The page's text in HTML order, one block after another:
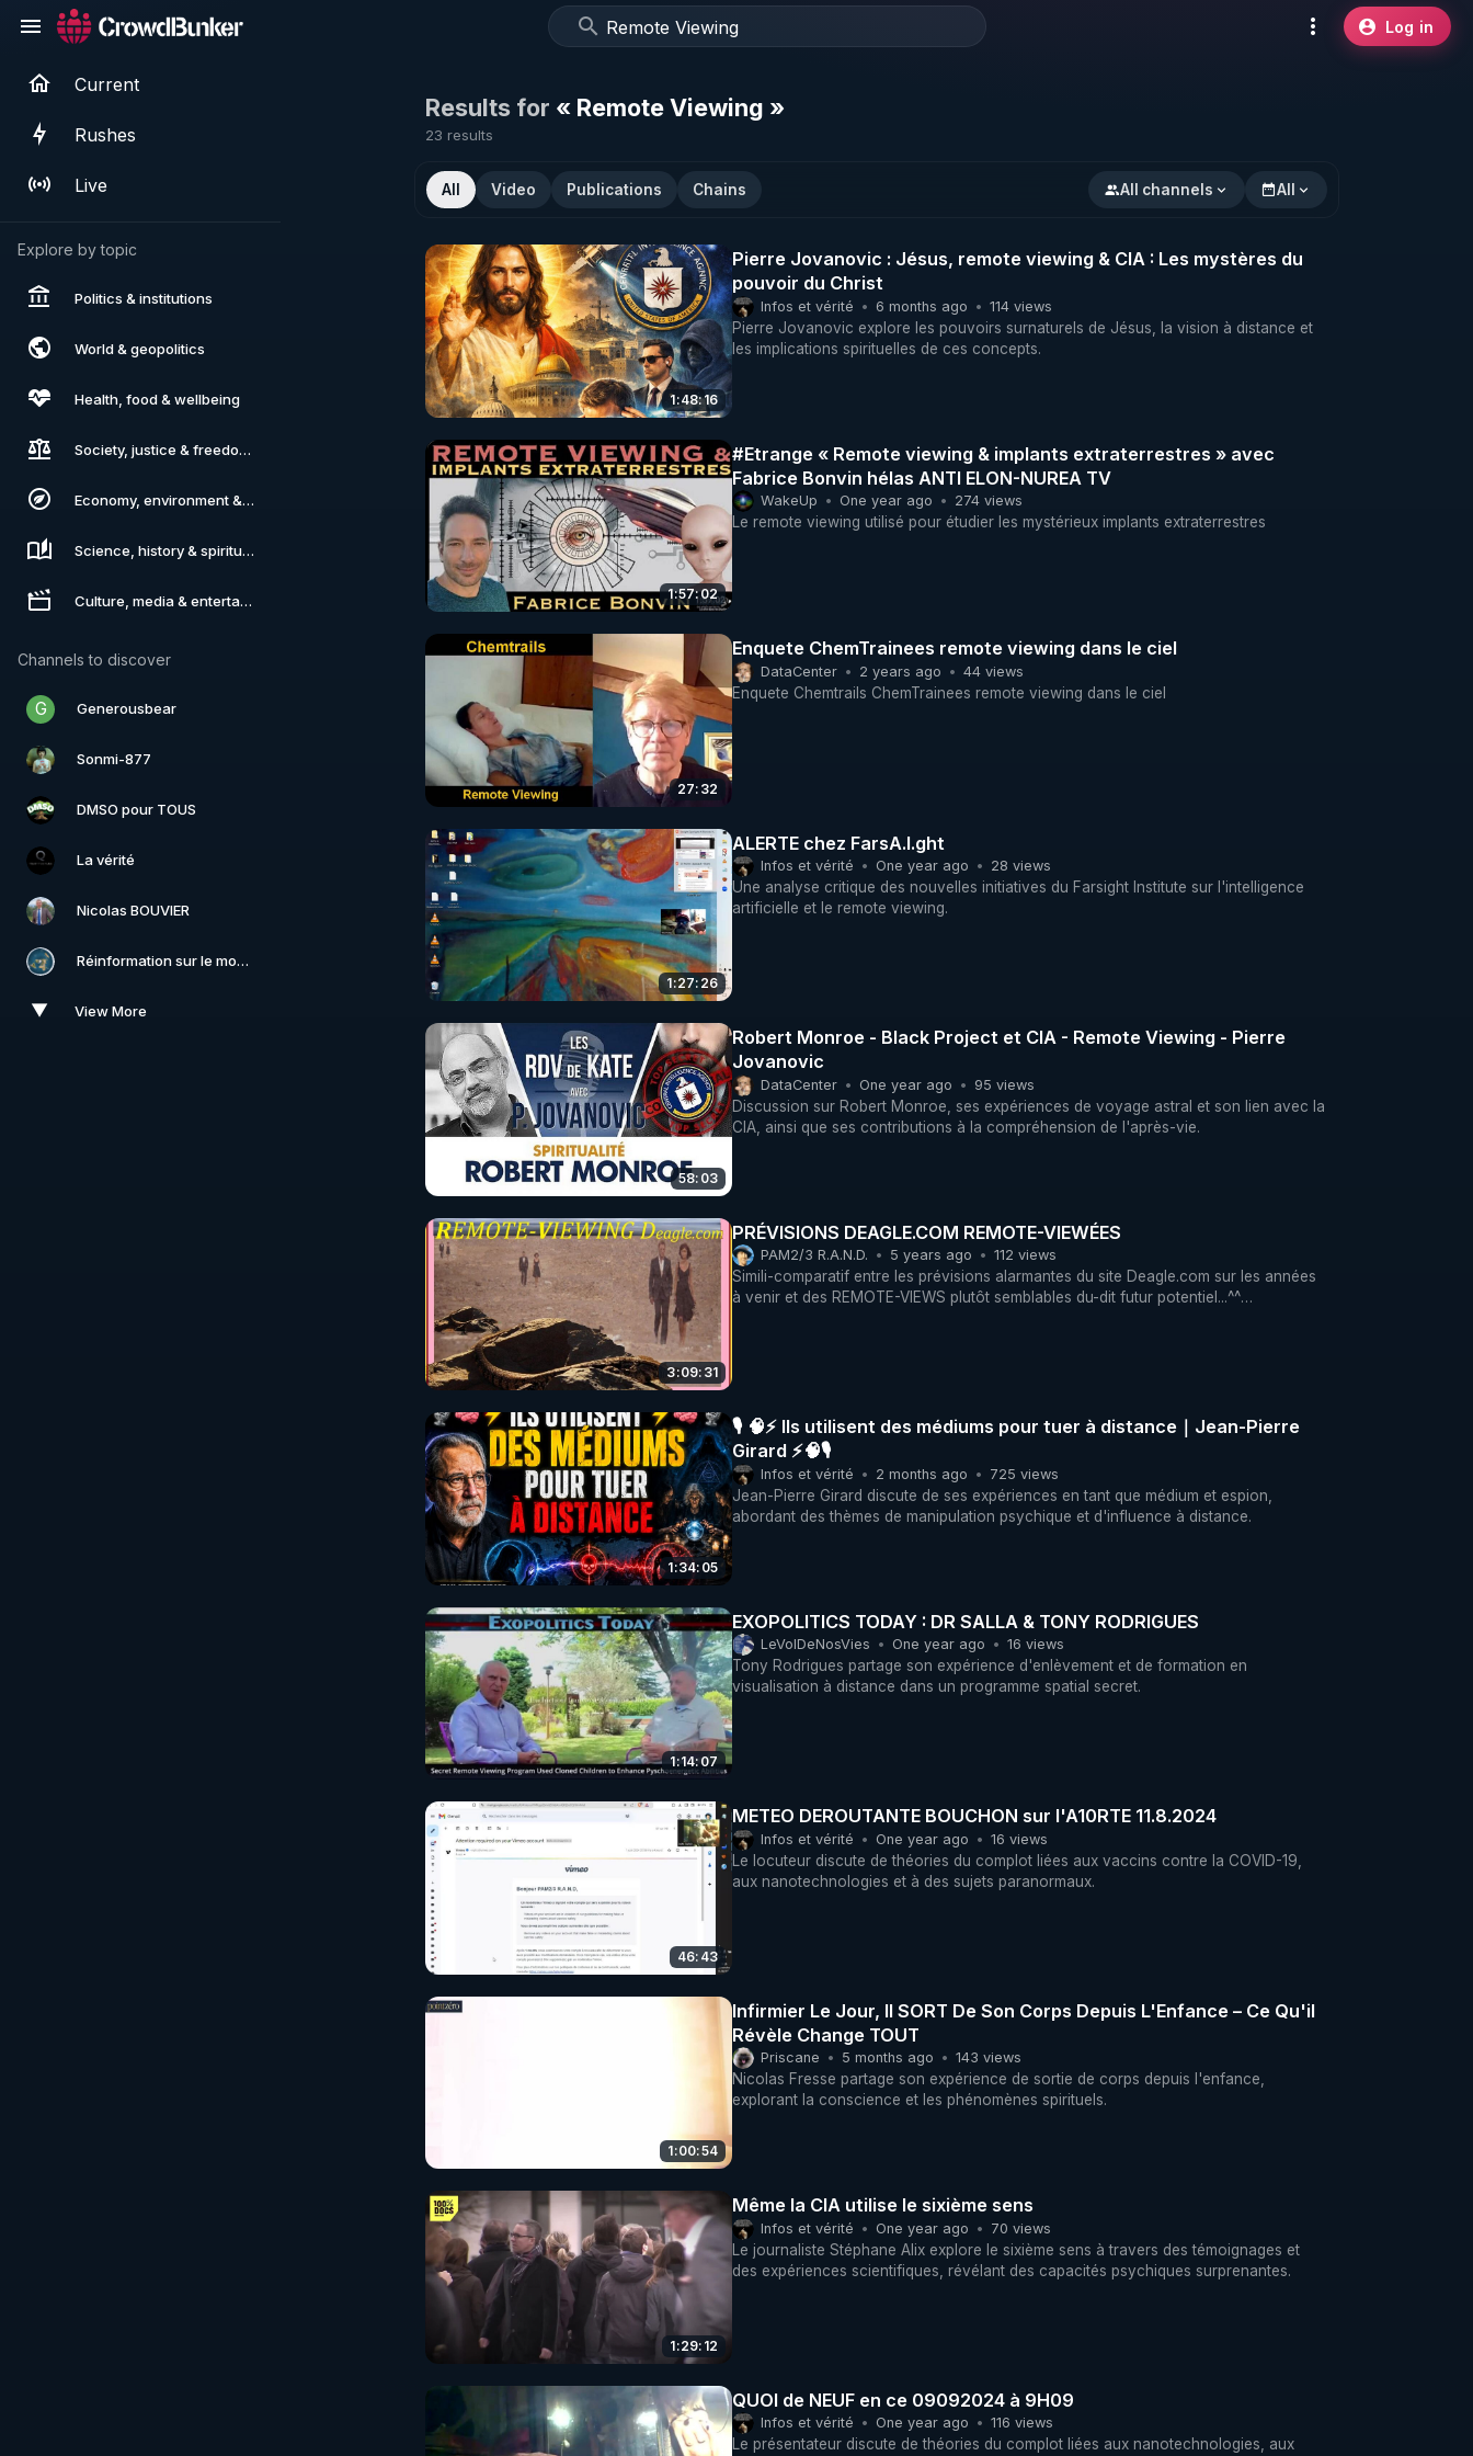
Log in
Current
Rushes
Live
Explore by topic
Politics & institutions
World & geopolitics
Health, food & wellbeing
Society, justice & freedoms
Economy, environment & technology
Science, history & spirituality
Culture, media & entertainment
Channels to discover
G Generousbear
Sonmi-877
DMSO pour TOUS
La vérité
Nicolas BOUVIER
Réinformation sur le monde
▼ View More
Results for « Remote Viewing »
23 results
All Video Publications Chains All channels All
1:48:16
Pierre Jovanovic : Jésus, remote viewing & CIA : Les mystères du
pouvoir du Christ
Infos et vérité 6 months ago 114 views
Pierre Jovanovic explore les pouvoirs surnaturels de Jésus, la vision à distance et
les implications spirituelles de ces concepts.
1:57:02
#Etrange « Remote viewing & implants extraterrestres » avec
Fabrice Bonvin hélas ANTI ELON-NUREA TV
WakeUp One year ago 274 views
Le remote viewing utilisé pour étudier les mystérieux implants extraterrestres
27:32
Enquete ChemTrainees remote viewing dans le ciel
DataCenter 2 years ago 44 views
Enquete Chemtrails ChemTrainees remote viewing dans le ciel
1:27:26
ALERTE chez FarsA.I.ght
Infos et vérité One year ago 28 views
Une analyse critique des nouvelles initiatives du Farsight Institute sur l'intelligence
artificielle et le remote viewing.
58:03
Robert Monroe - Black Project et CIA - Remote Viewing - Pierre
Jovanovic
DataCenter One year ago 95 views
Discussion sur Robert Monroe, ses expériences de voyage astral et son lien avec la
CIA, ainsi que ses contributions à la compréhension de l'après-vie.
3:09:31
PRÉVISIONS DEAGLE.COM REMOTE-VIEWÉES
PAM2/3 R.A.N.D. 5 years ago 112 views
Simili-comparatif entre les prévisions alarmantes du site Deagle.com sur les années
à venir et des REMOTE-VIEWS plutôt semblables du-dit futur potentiel...^^
1:34:05
🎙 🧠⚡ Ils utilisent des médiums pour tuer à distance｜Jean-Pierre
Girard ⚡🧠🎙
Infos et vérité 2 months ago 725 views
Jean-Pierre Girard discute de ses expériences en tant que médium et espion,
abordant des thèmes de manipulation psychique et d'influence à distance.
1:14:07
EXOPOLITICS TODAY : DR SALLA & TONY RODRIGUES
LeVolDeNosVies One year ago 16 views
Tony Rodrigues partage son expérience d'enlèvement et de formation en
visualisation à distance dans un programme spatial secret.
46:43
METEO DEROUTANTE BOUCHON sur l'A10RTE 11.8.2024
Infos et vérité One year ago 16 views
Le locuteur discute de théories du complot liées aux vaccins contre la COVID-19,
aux nanotechnologies et à des sujets paranormaux.
1:00:54
Infirmier Le Jour, Il SORT De Son Corps Depuis L'Enfance – Ce Qu'il
Révèle Change TOUT
Priscane 5 months ago 143 views
Nicolas Fresse partage son expérience de sortie de corps depuis l'enfance,
explorant la conscience et les phénomènes spirituels.
1:29:12
Même la CIA utilise le sixième sens
Infos et vérité One year ago 70 views
Le journaliste Stéphane Alix explore le sixième sens à travers des témoignages et
des expériences scientifiques, révélant des capacités psychiques surprenantes.
QUOI de NEUF en ce 09092024 à 9H09
Infos et vérité One year ago 116 views
Le présentateur discute de théories du complot liées aux nanotechnologies, aux